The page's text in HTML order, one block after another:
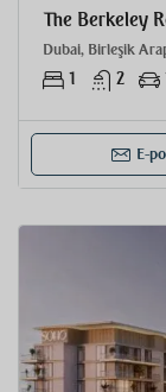
The Berkeley
Dubai, Birleşik
1 2
E-